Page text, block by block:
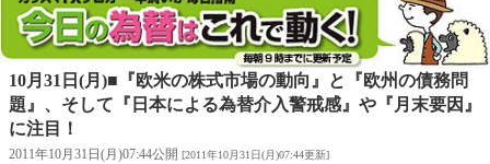
10月31日(月)■『欧米の株式市場の動向』と『欧州の債務問
題』、そして『日本による為替介入警戒感』や『月末要因』
に注目！
2011年10月31日(月)07:44公開 [2011年10月31日(月)07:44更新]